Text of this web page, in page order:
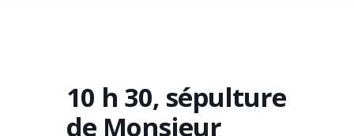
10 h 30, sépulture
de Monsieur